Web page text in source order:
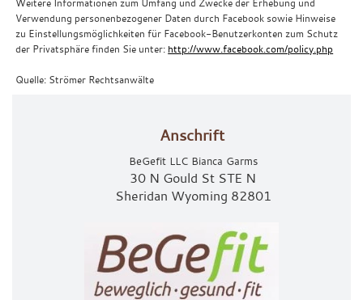
Verwendung personenbezogener Daten durch Facebook sowie Hinweise
zu Einstellungsmöglichkeiten für Facebook-Benutzerkonten zum Schutz
der Privatsphäre finden Sie unter: http://www.facebook.com/policy.php
Quelle: Strömer Rechtsanwälte
Anschrift
BeGefit LLC Bianca Garms
30 N Gould St STE N
Sheridan Wyoming 82801